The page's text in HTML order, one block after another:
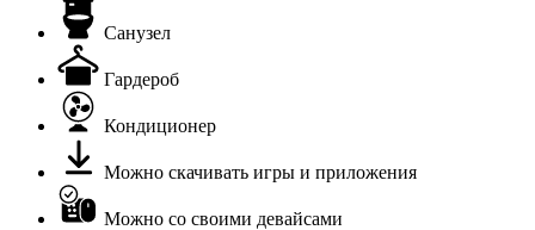
Санузел
Гардероб
Кондиционер
Можно скачивать игры и приложения
Можно со своими девайсами